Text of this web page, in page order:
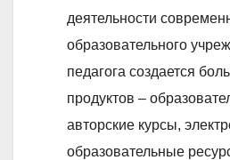
деятельности
образовательного
педагога создается
продуктов –
авторские курсы,
образовательные